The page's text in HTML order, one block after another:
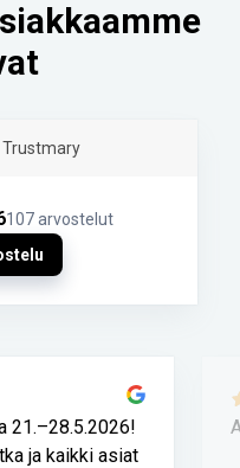
Trustmary
107 arvostelut
21.–28.5.2026!
ja kaikki asiat